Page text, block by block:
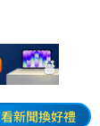
看新聞換好禮